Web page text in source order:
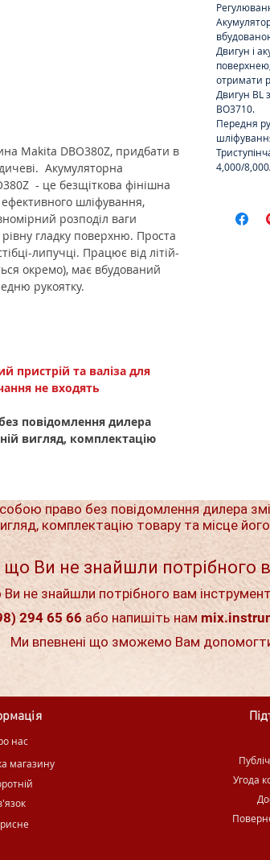
Makita DBO380Z, придбати в
Акумуляторна
- це безщіткова фінішна
шліфування,
розподіл ваги
гладку поверхню. Проста
липучці. Працює від літій-
окремо), має вбудований
рукоятку.
пристрій та валіза для
не входять
повідомлення дилера
вигляд, комплектацію
Двигун і
отримати
Двигун BL
BO3710.
Передня
4,000/
право без повідомлення дилера
комплектацію товару та місце
Ви не знайшли потрібного
не знайшли потрібного вам
294 65 66 або напишіть нам
Ми впевнені що зможемо Вам
нас
магазину
Угода